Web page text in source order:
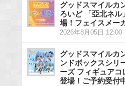
グッドスマイルカ
ろいど 「亞北ネル
場！フェイスメー
2026年8月05日 12:00
グッドスマイルカ
ンドボックスシリ
ーズ フィギュアコ
登場！ご予約受付